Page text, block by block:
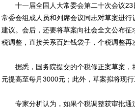
十一届全国人大常委会第二十次会议23
常委会组成人员和列席会议同志对草案进
建议。会后，还要将草案向社会全文公布
税调整，直接关系百姓钱袋子，个税调整再
据悉，国务院提交的个税修正案草案，
元提高至每月3000元；此外，草案拟将现
专家分析认为，如果个税调整获审批通